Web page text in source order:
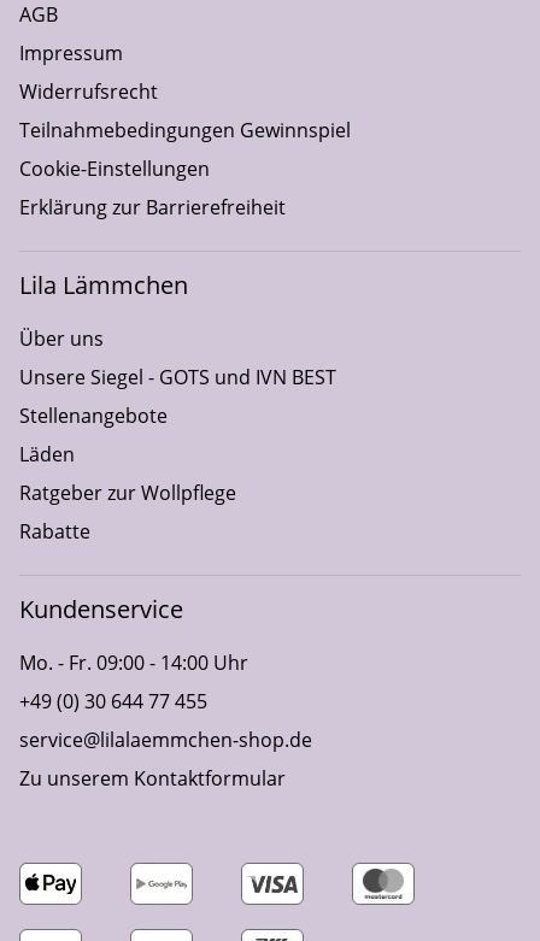
AGB
Impressum
Widerrufsrecht
Teilnahmebedingungen Gewinnspiel
Cookie-Einstellungen
Erklärung zur Barrierefreiheit
Lila Lämmchen
Über uns
Unsere Siegel - GOTS und IVN BEST
Stellenangebote
Läden
Ratgeber zur Wollpflege
Rabatte
Kundenservice
Mo. - Fr. 09:00 - 14:00 Uhr
+49 (0) 30 644 77 455
service@lilalaemmchen-shop.de
Zu unserem Kontaktformular